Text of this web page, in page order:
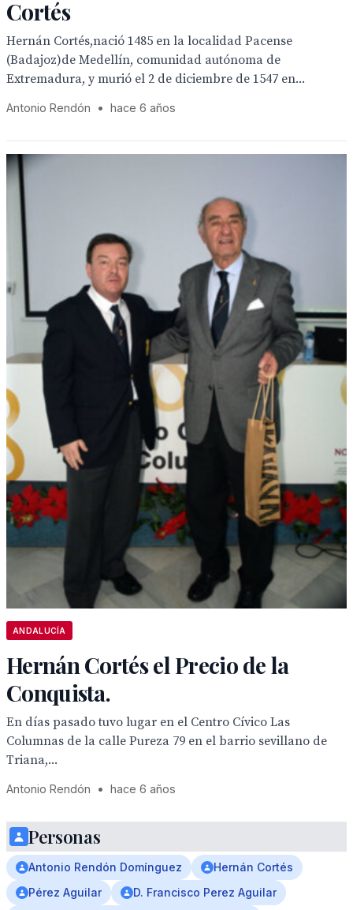
Cortés
Hernán Cortés,nació 1485 en la localidad Pacense
(Badajoz)de Medellín, comunidad autónoma de
Extremadura, y murió el 2 de diciembre de 1547 en...
Antonio Rendón • hace 6 años
ANDALUCÍA
Hernán Cortés el Precio de la
Conquista.
En días pasado tuvo lugar en el Centro Cívico Las
Columnas de la calle Pureza 79 en el barrio sevillano de
Triana,...
Antonio Rendón • hace 6 años
Personas
Antonio Rendón Domínguez
Hernán Cortés
Pérez Aguilar
D. Francisco Perez Aguilar